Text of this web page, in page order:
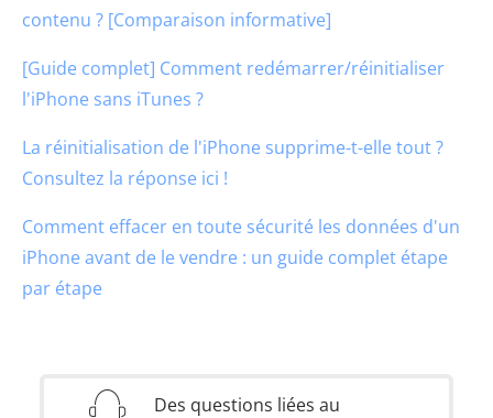
contenu ? [Comparaison informative]
[Guide complet] Comment redémarrer/réinitialiser
l'iPhone sans iTunes ?
La réinitialisation de l'iPhone supprime-t-elle tout ?
Consultez la réponse ici !
Comment effacer en toute sécurité les données d'un
iPhone avant de le vendre : un guide complet étape
par étape
Des questions liées au